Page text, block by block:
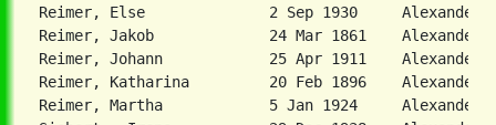
Reimer, Else              2 Sep 1930
Reimer, Jakob             24 Mar 1861
Reimer, Johann            25 Apr 1911
Reimer, Katharina         20 Feb 1896
Reimer, Martha            5 Jan 1924